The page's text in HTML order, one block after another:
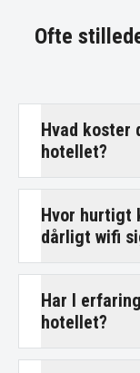
Ofte
Hvad koster
hotellet?
Hvor hurtigt
dårligt wifi
Har I
hotellet?